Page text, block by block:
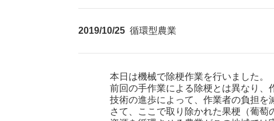
2019/10/25 循環型農業
本日は機械で除梗作業を行いました。
前回の手作業による除梗とは異なり、
技術の進歩によって、作業者の負担
さて、ここで取り除かれた果梗（葡萄